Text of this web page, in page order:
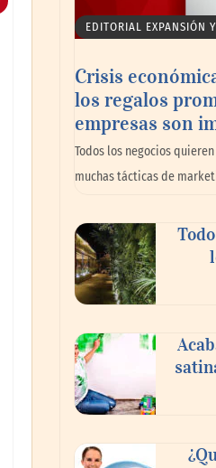
EDITORIAL EXPANSIÓN
Crisis
los regalos
empresas son
Todos los negocios
muchas tácticas de